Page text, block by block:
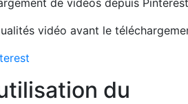
vidéo avant le
du